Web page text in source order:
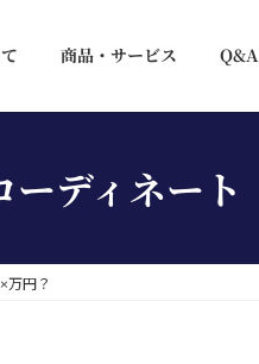
商品・サービス Q&A
ーディネート
万円？